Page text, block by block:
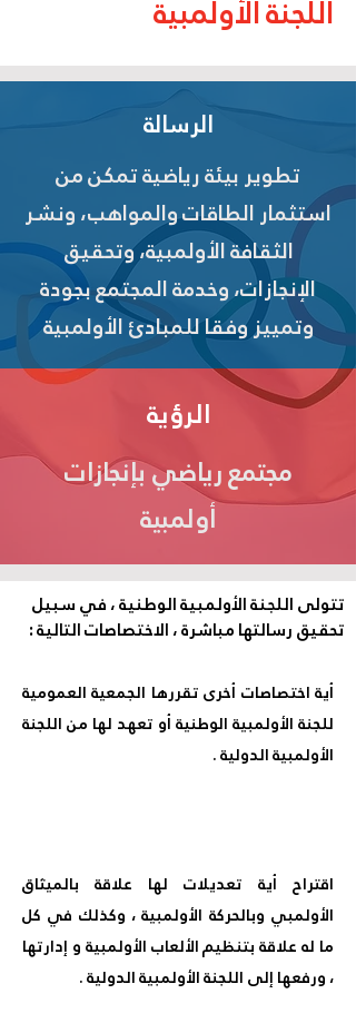
اللجنة الأولمبية
الرسالة
تطوير بيئة رياضية تمكن من
استثمار الطاقات والمواهب، ونشر
الثقافة الأولمبية، وتحقيق
الإنجازات، وخدمة المجتمع بجودة
وتمييز وفقا للمبادئ الأولمبية
الرؤية
مجتمع رياضي بإنجازات
أولمبية
تتولى اللجنة الأولمبية الوطنية ، في سبيل
تحقيق رسالتها مباشرة ، الاختصاصات التالية :
أية اختصاصات أخرى تقررها الجمعية العمومية
للجنة الأولمبية الوطنية أو تعهد لها من اللجنة
الأولمبية الدولية .
اقتراح أية تعديلات لها علاقة بالميثاق
الأولمبي وبالحركة الأولمبية ، وكذلك في كل
ما له علاقة بتنظيم الألعاب الأولمبية و إدارتها
، ورفعها إلى اللجنة الأولمبية الدولية .